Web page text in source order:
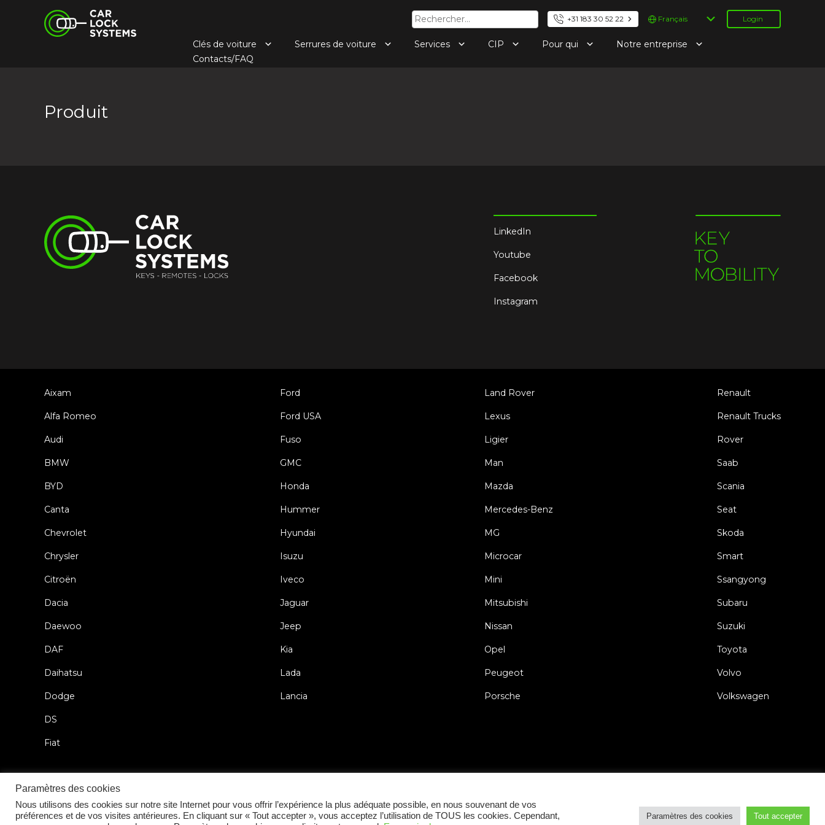
Car Lock Systems Rechercher : +31 183 30 52 22
Choisir
une
Login
Clés de voiture Serrures de voiture Services CIP Pour qui
Notre entreprise
Contacts/FAQ
Produit
LinkedIn
Youtube
Facebook
Instagram
Aixam
Alfa Romeo
Audi
BMW
BYD
Canta
Chevrolet
Chrysler
Citroën
Dacia
Daewoo
DAF
Daihatsu
Dodge
DS
Fiat
Ford
Ford USA
Fuso
GMC
Honda
Hummer
Hyundai
Isuzu
Iveco
Jaguar
Jeep
Kia
Lada
Lancia
Land Rover
Lexus
Ligier
Man
Mazda
Mercedes-Benz
MG
Microcar
Mini
Mitsubishi
Nissan
Opel
Peugeot
Porsche
Renault
Renault Trucks
Rover
Saab
Scania
Seat
Skoda
Smart
Ssangyong
Subaru
Suzuki
Toyota
Volvo
Volkswagen
2026 © Car Lock Systems
Paramètres des cookies
Nous utilisons des cookies sur notre site Internet pour vous offrir l’expérience la plus adéquate possible, en nous souvenant de vos
préférences et de vos visites antérieures. En cliquant sur « Tout accepter », vous acceptez l’utilisation de TOUS les cookies. Cependant,
Paramètres des cookies Tout accepter